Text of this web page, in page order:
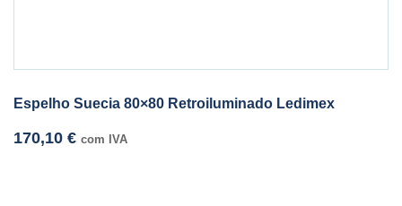
Espelho Suecia 80×80 Retroiluminado Ledimex
170,10 € com IVA